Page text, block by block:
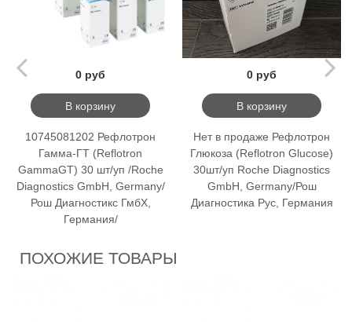
0 руб
В корзину
10745081202 Рефлотрон
Гамма-ГТ (Reflotron
GammaGT) 30 шт/уп /Roche
Diagnostics GmbH, Germany/
Рош Диагностикс ГмбХ,
Германия/
0 руб
В корзину
Нет в продаже Рефлотрон
Глюкоза (Reflotron Glucose)
30шт/уп Roche Diagnostics
GmbH, Germany/Рош
Диагностика Рус, Германия
ПОХОЖИЕ ТОВАРЫ